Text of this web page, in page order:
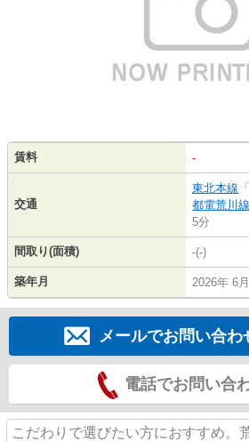
賃料 -
交通
東北本線 「
都電荒川線
5分
間取り(面積) -(-)
築年月 2026年 6
メールでお問い合わ
電話でお問い合
こだわりで選びたい方におすすめ。